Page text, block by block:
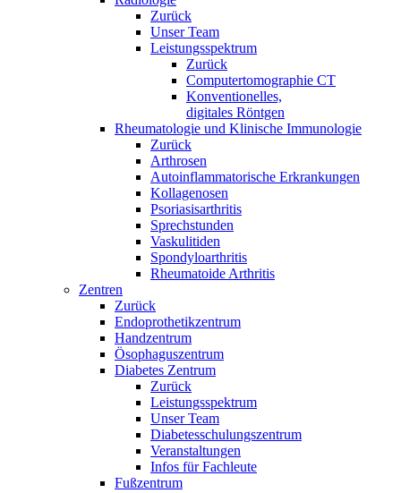
Zurück
Unser Team
Leistungsspektrum
Zurück
Computertomographie CT
Konventionelles,
digitales Röntgen
Rheumatologie und Klinische Immunologie
Zurück
Arthrosen
Autoinflammatorische Erkrankungen
Kollagenosen
Psoriasisarthritis
Sprechstunden
Vaskulitiden
Spondyloarthritis
Rheumatoide Arthritis
Zentren
Zurück
Endoprothetikzentrum
Handzentrum
Ösophaguszentrum
Diabetes Zentrum
Zurück
Leistungsspektrum
Unser Team
Diabetesschulungszentrum
Veranstaltungen
Infos für Fachleute
Fußzentrum